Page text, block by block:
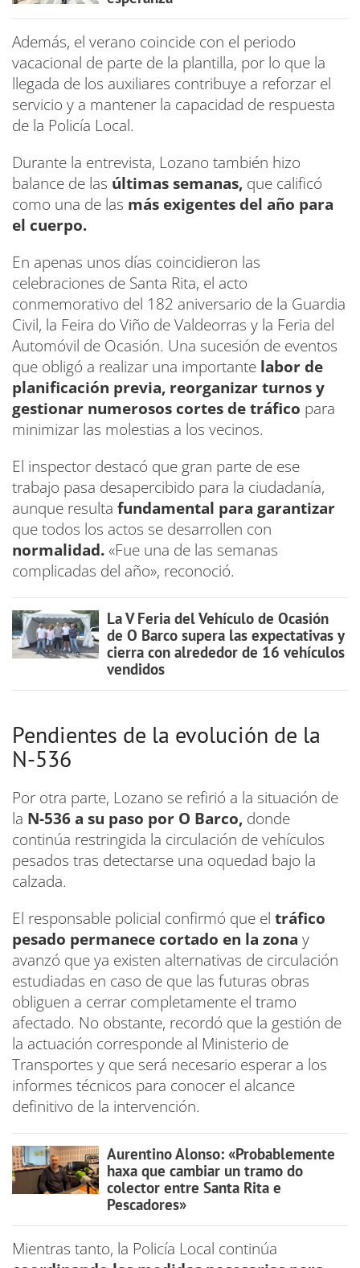
Además, el verano coincide con el periodo
vacacional de parte de la plantilla, por lo que la
llegada de los auxiliares contribuye a reforzar el
servicio y a mantener la capacidad de respuesta
de la Policía Local.
Durante la entrevista, Lozano también hizo
balance de las últimas semanas, que calificó
como una de las más exigentes del año para
el cuerpo.
En apenas unos días coincidieron las
celebraciones de Santa Rita, el acto
conmemorativo del 182 aniversario de la Guardia
Civil, la Feira do Viño de Valdeorras y la Feria del
Automóvil de Ocasión. Una sucesión de eventos
que obligó a realizar una importante labor de
planificación previa, reorganizar turnos y
gestionar numerosos cortes de tráfico para
minimizar las molestias a los vecinos.
El inspector destacó que gran parte de ese
trabajo pasa desapercibido para la ciudadanía,
aunque resulta fundamental para garantizar
que todos los actos se desarrollen con
normalidad.«Fue una de las semanas
complicadas del año», reconoció.
La V Feria del Vehículo de Ocasión
de O Barco supera las expectativas y
cierra con alrededor de 16 vehículos
vendidos
Pendientes de la evolución de la
N-536
Por otra parte, Lozano se refirió a la situación de
la N-536 a su paso por O Barco, donde
continúa restringida la circulación de vehículos
pesados tras detectarse una oquedad bajo la
calzada.
El responsable policial confirmó que el tráfico
pesado permanece cortado en la zona y
avanzó que ya existen alternativas de circulación
estudiadas en caso de que las futuras obras
obliguen a cerrar completamente el tramo
afectado. No obstante, recordó que la gestión de
la actuación corresponde al Ministerio de
Transportes y que será necesario esperar a los
informes técnicos para conocer el alcance
definitivo de la intervención.
Aurentino Alonso: «Probablemente
haxa que cambiar un tramo do
colector entre Santa Rita e
Pescadores»
Mientras tanto, la Policía Local continúa